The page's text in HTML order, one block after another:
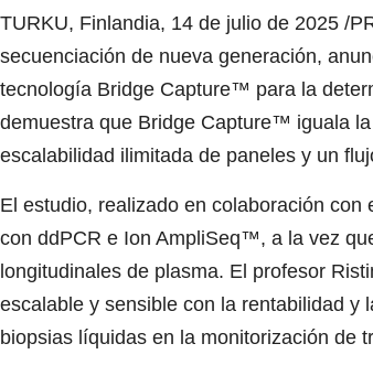
TURKU, Finlandia, 14 de julio de 2025 /
secuenciación de nueva generación,
tecnología Bridge Capture™ para la
demuestra que Bridge Capture™ iguala
escalabilidad ilimitada de paneles y un
El estudio, realizado en colaboración
con ddPCR e Ion AmpliSeq™, a la vez
longitudinales de plasma. El profesor
escalable y sensible con la rentabilidad y
biopsias líquidas en la monitorización de